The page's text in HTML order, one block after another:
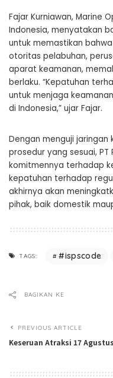
Fajar Kurniawan, Marine
Indonesia, menyatakan
untuk memastikan
otoritas pelabuhan,
aparat keamanan,
berlaku. “Kepatuhan
untuk menjaga
di Indonesia,” ujar Fajar.
Dengan menguji jaringan
prosedur yang sesuai, PT
komitmennya terhadap
kepatuhan terhadap
akhirnya akan
pihak, baik domestik
TAGS: #ispscode
BAGIKAN KE
PREVIOUS ARTICLE
Keseruan Atraksi 17